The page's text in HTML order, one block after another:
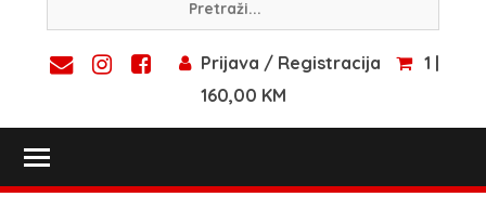
Prijava / Registracija
1 |
160,00 KM